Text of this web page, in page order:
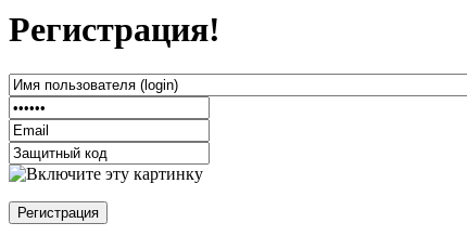
Регистрация!